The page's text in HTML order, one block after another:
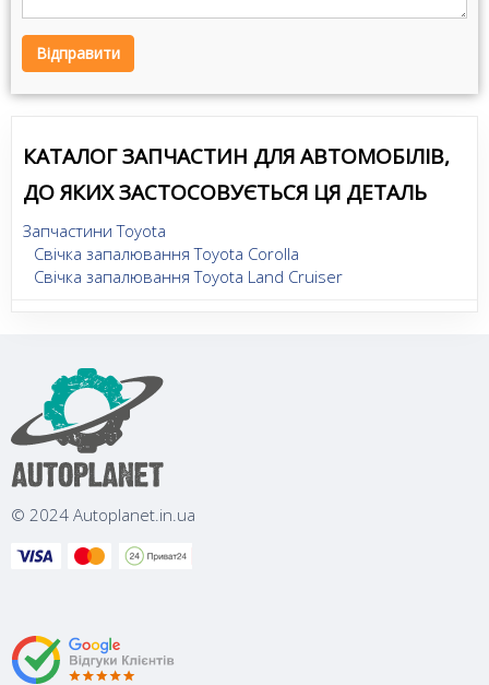
Відправити
КАТАЛОГ ЗАПЧАСТИН ДЛЯ АВТОМОБІЛІВ,
ДО ЯКИХ ЗАСТОСОВУЄТЬСЯ ЦЯ ДЕТАЛЬ
Запчастини Toyota
Свічка запалювання Toyota Corolla
Свічка запалювання Toyota Land Cruiser
© 2024 Autoplanet.in.ua